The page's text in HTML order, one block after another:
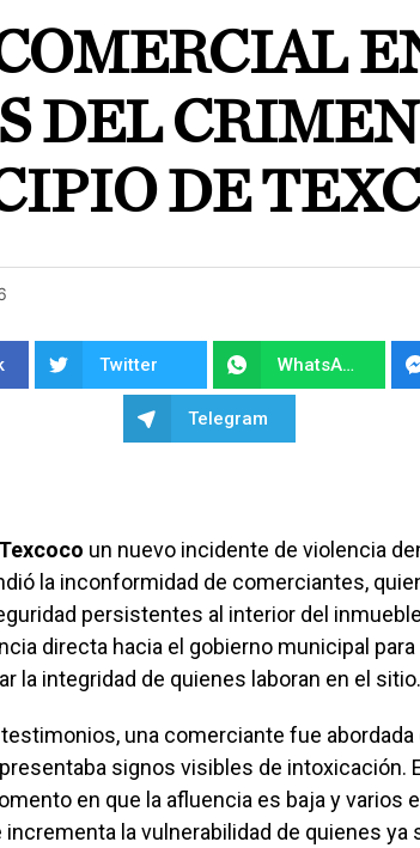
DEL
DE
Twitter WhatsApp
Telegram
un nuevo incidente de violencia
la inconformidad de comerciantes,
persistentes al interior del
directa hacia el gobierno municipal
la integridad de quienes laboran en el sitio.
una comerciante fue
signos visibles de intoxicación.
en que la afluencia es baja y varios
incrementa la vulnerabilidad de quienes ya